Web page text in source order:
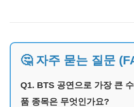
🤔 자주 묻는 질문
Q1. BTS 공연으로 가장 큰
품 종목은 무엇인가요?